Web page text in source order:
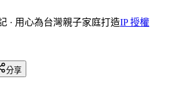
· 用心為台灣親子家庭打造IP 授權
分享